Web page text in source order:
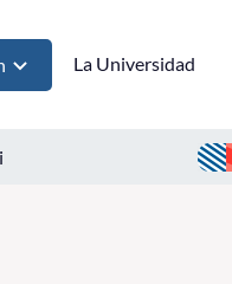
La Universidad